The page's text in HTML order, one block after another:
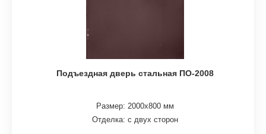
Подъездная дверь стальная ПО-2008
Размер: 2000х800 мм
Отделка: с двух сторон